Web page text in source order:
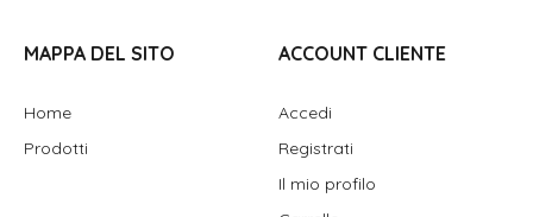
MAPPA DEL SITO
Home
Prodotti
ACCOUNT CLIENTE
Accedi
Registrati
Il mio profilo